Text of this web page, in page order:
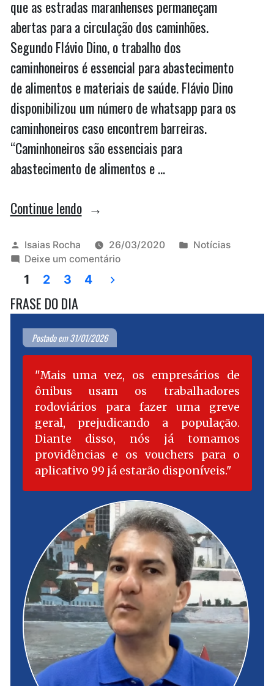
que as estradas maranhenses permaneçam
abertas para a circulação dos caminhões.
Segundo Flávio Dino, o trabalho dos
caminhoneiros é essencial para abastecimento
de alimentos e materiais de saúde. Flávio Dino
disponibilizou um número de whatsapp para os
caminhoneiros caso encontrem barreiras.
“Caminhoneiros são essenciais para
abastecimento de alimentos e …
Continue lendo“Flávio
diz
que
caminhoneiros
essenciais”
Publicado
por
Isaias Rocha 26/03/2020
Publicado
Notícias
Deixe um comentárioem
que
essenciais
Paginação
de
posts
1 2 3 4
FRASE DO DIA
Postado em 31/01/2026
Mais uma vez, os empresários de
ônibus usam os trabalhadores
rodoviários para fazer uma greve
geral, prejudicando a população.
Diante disso, nós já tomamos
providências e os vouchers para o
aplicativo 99 já estarão disponíveis.